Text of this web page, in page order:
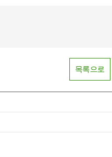
목록으로